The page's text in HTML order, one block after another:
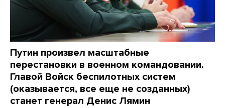
Путин произвел масштабные
перестановки в военном командовании.
Главой Войск беспилотных систем
(оказывается, все еще не созданных)
станет генерал Денис Лямин